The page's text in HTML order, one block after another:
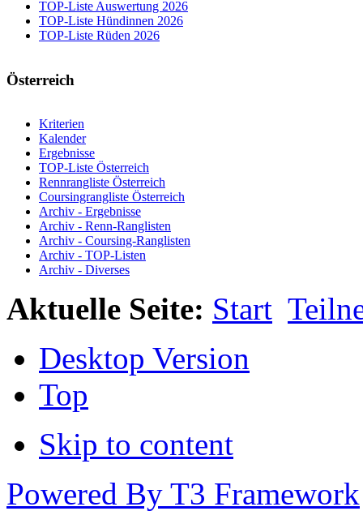
TOP-Liste Auswertung 2026
TOP-Liste Hündinnen 2026
TOP-Liste Rüden 2026
Österreich
Kriterien
Kalender
Ergebnisse
TOP-Liste Österreich
Rennrangliste Österreich
Coursingrangliste Österreich
Archiv - Ergebnisse
Archiv - Renn-Ranglisten
Archiv - Coursing-Ranglisten
Archiv - TOP-Listen
Archiv - Diverses
Aktuelle Seite: Start
Desktop Version
Top
Skip to content
Powered By T3 Framework